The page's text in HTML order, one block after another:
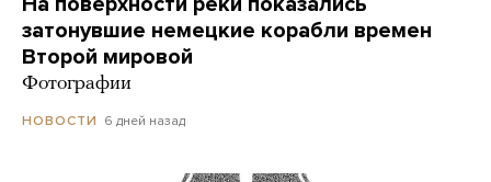
затонувшие немецкие корабли времен
Второй мировой
Фотографии
НОВОСТИ 6 дней назад